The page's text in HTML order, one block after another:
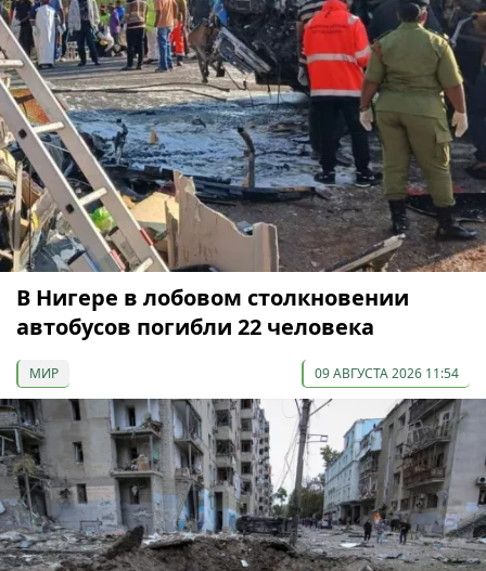
В Нигере в лобовом столкновении
автобусов погибли 22 человека
МИР 09 АВГУСТА 2026 11:54